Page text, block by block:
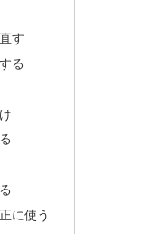
す
る
に使う